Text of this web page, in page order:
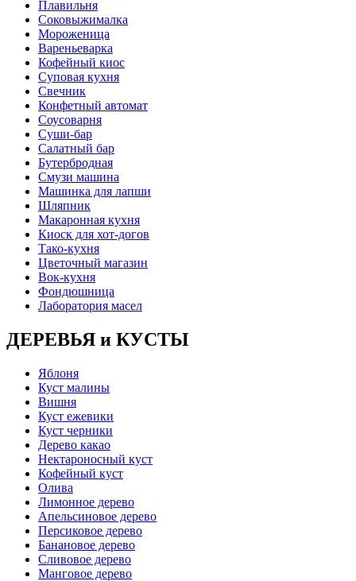
Плавильня
Соковыжималка
Мороженица
Вареньеварка
Кофейный киос
Суповая кухня
Свечник
Конфетный автомат
Соусоварня
Суши-бар
Салатный бар
Бутербродная
Смузи машина
Машинка для лапши
Шляпник
Макаронная кухня
Киоск для хот-догов
Тако-кухня
Цветочный магазин
Вок-кухня
Фондюшница
Лаборатория масел
ДЕРЕВЬЯ и КУСТЫ
Яблоня
Куст малины
Вишня
Куст ежевики
Куст черники
Дерево какао
Нектароносный куст
Кофейный куст
Олива
Лимонное дерево
Апельсиновое дерево
Персиковое дерево
Банановое дерево
Сливовое дерево
Манговое дерево